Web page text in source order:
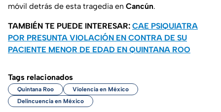
móvil detrás de esta tragedia en Cancún.
TAMBIÉN TE PUEDE INTERESAR: CAE PSIQUIATRA
POR PRESUNTA VIOLACIÓN EN CONTRA DE SU
PACIENTE MENOR DE EDAD EN QUINTANA ROO
Tags relacionados
Quintana Roo
Violencia en México
Delincuencia en México